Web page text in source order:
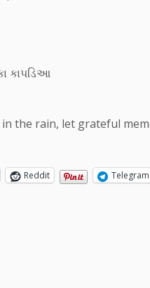
કાપડિઆ
the rain, let grateful
Reddit Telegram